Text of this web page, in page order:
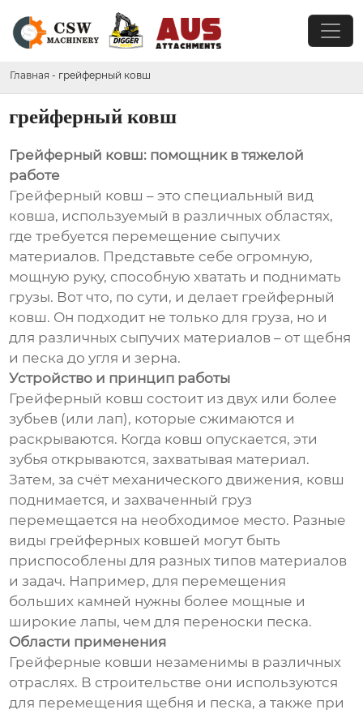
Главная - грейферный ковш
грейферный ковш
Грейферный ковш: помощник в тяжелой
работе
Грейферный ковш – это специальный вид
ковша, используемый в различных областях,
где требуется перемещение сыпучих
материалов. Представьте себе огромную,
мощную руку, способную хватать и поднимать
грузы. Вот что, по сути, и делает грейферный
ковш. Он подходит не только для груза, но и
для различных сыпучих материалов – от щебня
и песка до угля и зерна.
Устройство и принцип работы
Грейферный ковш состоит из двух или более
зубьев (или лап), которые сжимаются и
раскрываются. Когда ковш опускается, эти
зубья открываются, захватывая материал.
Затем, за счёт механического движения, ковш
поднимается, и захваченный груз
перемещается на необходимое место. Разные
виды грейферных ковшей могут быть
приспособлены для разных типов материалов
и задач. Например, для перемещения
больших камней нужны более мощные и
широкие лапы, чем для переноски песка.
Области применения
Грейферные ковши незаменимы в различных
отраслях. В строительстве они используются
для перемещения щебня и песка, а также при